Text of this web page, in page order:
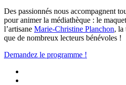
Des passionnés nous accompagnent
pour animer la médiathèque : le
l’artisane Marie-Christine Planchon, la
que de nombreux lecteurs bénévoles !
Demandez le programme !